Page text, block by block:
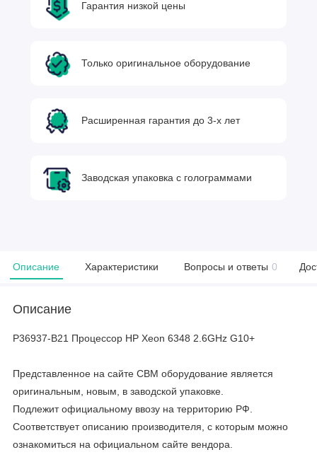
Гарантия низкой цены
Только оригинальное оборудование
Расширенная гарантия до 3-х лет
Заводская упаковка с голограммами
Описание Характеристики Вопросы и ответы 0
Описание
P36937-B21 Процессор HP Xeon 6348 2.6GHz G10+
Представленное на сайте CBM оборудование является
оригинальным, новым, в заводской упаковке.
Подлежит официальному ввозу на территорию РФ.
Соответствует описанию производителя, с которым можно
ознакомиться на официальном сайте вендора.